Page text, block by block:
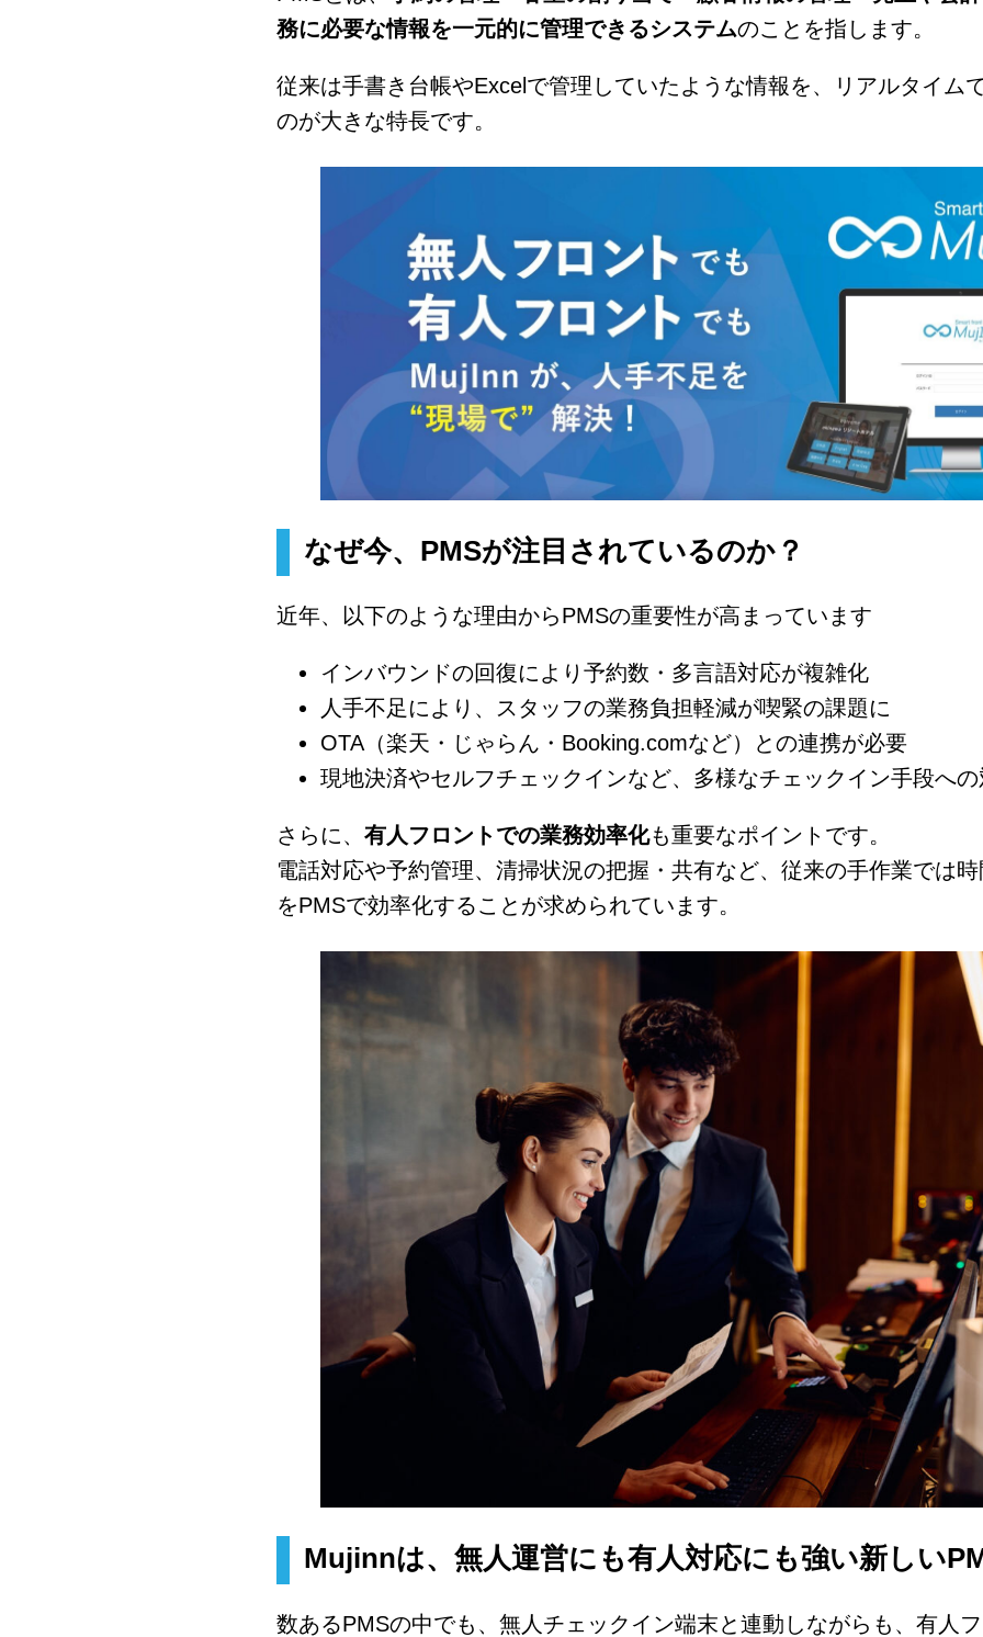
務に必要な情報を一元的に管理できるシステムのことを指します。
従来は手書き台帳やExcelで管理していたような情報を、リアルタイム
のが大きな特長です。
なぜ今、PMSが注目されているのか？
近年、以下のような理由からPMSの重要性が高まっています
インバウンドの回復により予約数・多言語対応が複雑化
人手不足により、スタッフの業務負担軽減が喫緊の課題に
OTA（楽天・じゃらん・Booking.comなど）との連携が必要
現地決済やセルフチェックインなど、多様なチェックイン手段へ
さらに、 有人フロントでの業務効率化も重要なポイントです。
電話対応や予約管理、清掃状況の把握・共有など、従来の手作業では
をPMSで効率化することが求められています。
Mujinnは、無人運営にも有人対応にも強い新しい
数あるPMSの中でも、無人チェックイン端末と連動しながらも、有人